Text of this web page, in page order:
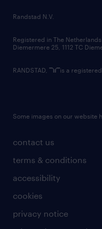
country websites
contact us
terms & conditions
accessibility
cookies
privacy notice
Randstad N.V.
Registered in The
Diemermere 25, 1112 TC
RANDSTAD, is a
Some images on our website